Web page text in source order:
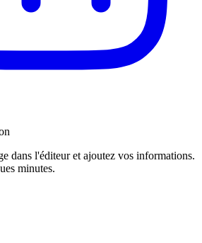
dans l'éditeur et ajoutez vos informations.
minutes.